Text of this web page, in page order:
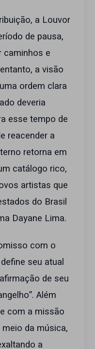
a Louvor
de pausa,
caminhos e
a visão
ordem clara
deveria
esse tempo de
reacender a
retorna em
catálogo rico,
artistas que
do Brasil
Dayane Lima.
com o
seu atual
de seu
Além
com a missão
da música,
a